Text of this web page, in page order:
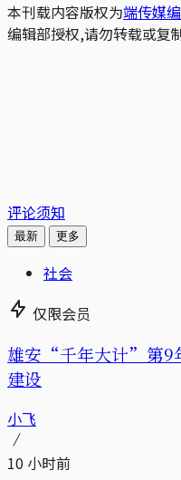
本刊载内容版权为端传媒
编辑部授权,请勿转载或复
评论须知
最新 更多
社会
仅限会员
雄安“千年大计”第9
建设
小飞
10 小时前